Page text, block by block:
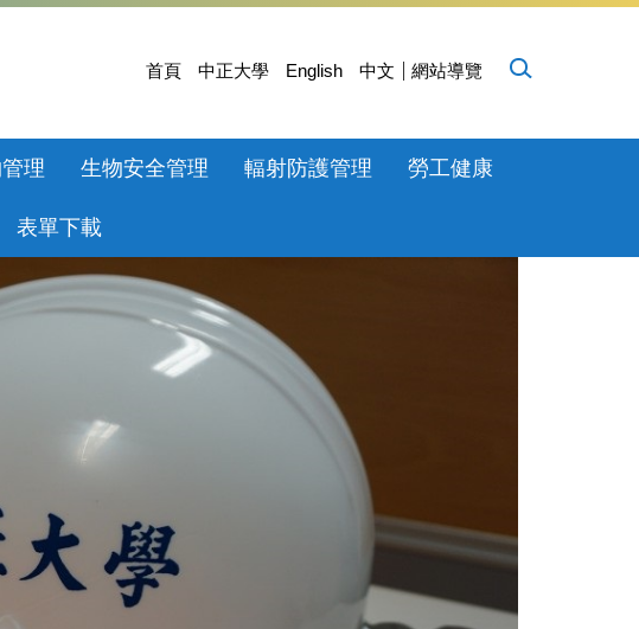
首頁 中正大學 English 中文 網站導覽
理 生物安全管理 輻射防護管理 勞工健康
表單下載